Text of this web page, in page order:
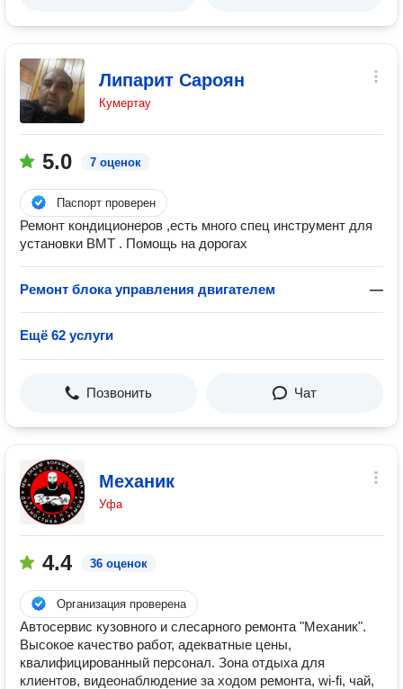
Липарит Сароян
Кумертау
5.0 7 оценок
Паспорт проверен
Ремонт кондиционеров ,есть много спец инструмент для
установки ВМТ . Помощь на дорогах
Ремонт блока управления двигателем —
Ещё 62 услуги
Позвонить Чат
Механик
Уфа
4.4 36 оценок
Организация проверена
Автосервис кузовного и слесарного ремонта "Механик".
Высокое качество работ, адекватные цены,
квалифицированный персонал. Зона отдыха для
клиентов, видеонаблюдение за ходом ремонта, wi-fi, чай,